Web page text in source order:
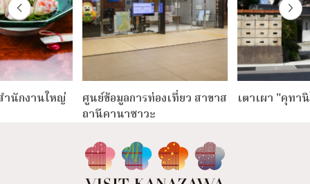
ำนักงานใหญ่
ศูนย์ข้อมูลการท่องเที่ยว สาขาส
ถานีคานาซาวะ
เตาเผา "คุทา